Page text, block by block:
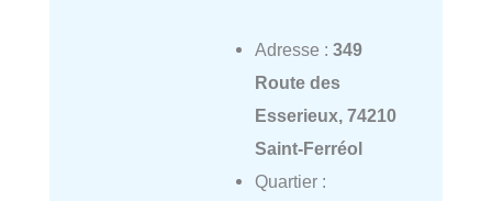
Adresse : 349
Route des
Esserieux, 74210
Saint-Ferréol
Quartier :